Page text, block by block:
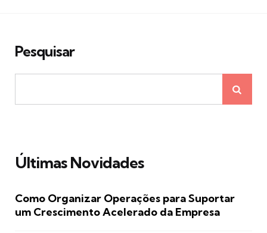
Pesquisar
Últimas Novidades
Como Organizar Operações para Suportar
um Crescimento Acelerado da Empresa